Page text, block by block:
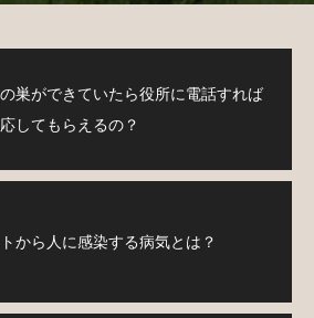
巣ができていたら役所に電話すれば
してもらえるの？
から人に感染する病気とは？